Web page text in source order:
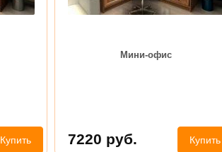
Купить
Мини-офис
7220 руб. Купить